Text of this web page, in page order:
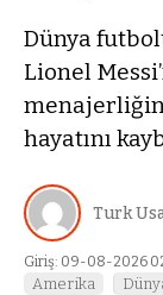
Dünya
Lionel
hayatını
Turk
Giriş: 09-08-2026
Amerika